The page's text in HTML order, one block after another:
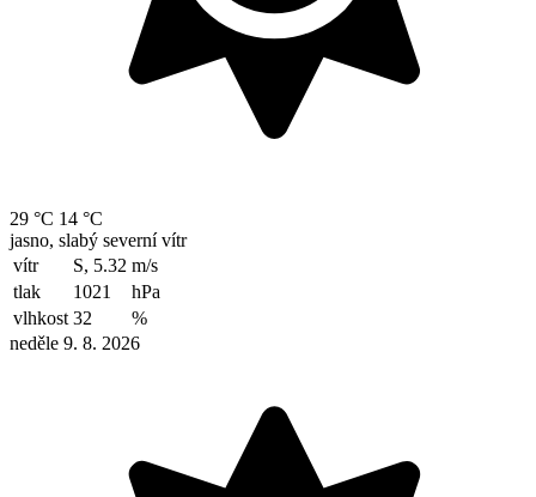
29 °C 14 °C
jasno, slabý severní vítr
vítr
S, 5.32 m/s
tlak
1021
hPa
vlhkost 32
%
neděle 9. 8. 2026